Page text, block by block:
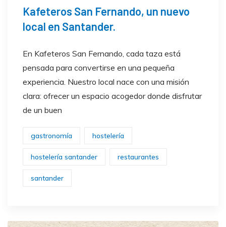
Kafeteros San Fernando, un nuevo
local en Santander.
En Kafeteros San Fernando, cada taza está
pensada para convertirse en una pequeña
experiencia. Nuestro local nace con una misión
clara: ofrecer un espacio acogedor donde disfrutar
de un buen
gastronomía hostelería
hostelería santander restaurantes
santander